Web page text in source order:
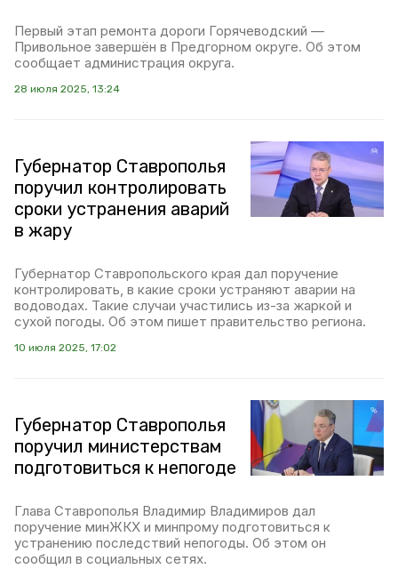
Первый этап ремонта дороги Горячеводский —
Привольное завершён в Предгорном округе. Об этом
сообщает администрация округа.
28 июля 2025, 13:24
Губернатор Ставрополья
поручил контролировать
сроки устранения аварий
в жару
Губернатор Ставропольского края дал поручение
контролировать, в какие сроки устраняют аварии на
водоводах. Такие случаи участились из-за жаркой и
сухой погоды. Об этом пишет правительство региона.
10 июля 2025, 17:02
Губернатор Ставрополья
поручил министерствам
подготовиться к непогоде
Глава Ставрополья Владимир Владимиров дал
поручение минЖКХ и минпрому подготовиться к
устранению последствий непогоды. Об этом он
сообщил в социальных сетях.